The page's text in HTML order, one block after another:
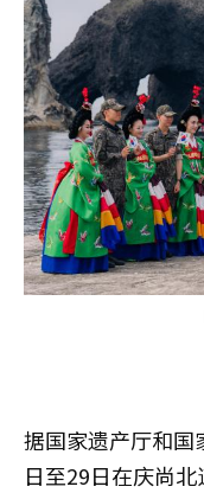
据国家遗产厅和国
日至29日在庆尚